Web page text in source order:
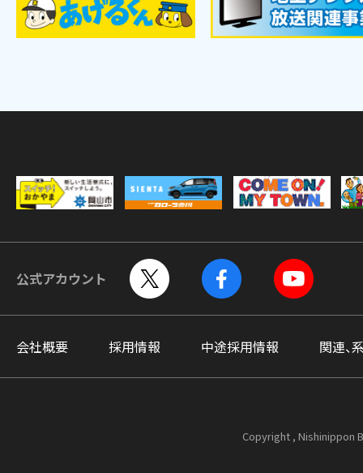
公式アカウント
会社概要 採用情報 中途採用情報 関連、
Copyright , Nishinippon